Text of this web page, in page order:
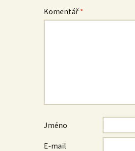
Komentář *
Jméno
E-mail